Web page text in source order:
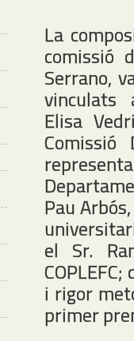
La
comissió
Serrano,
Elisa
Pau
el Sr.
i rigor
primer